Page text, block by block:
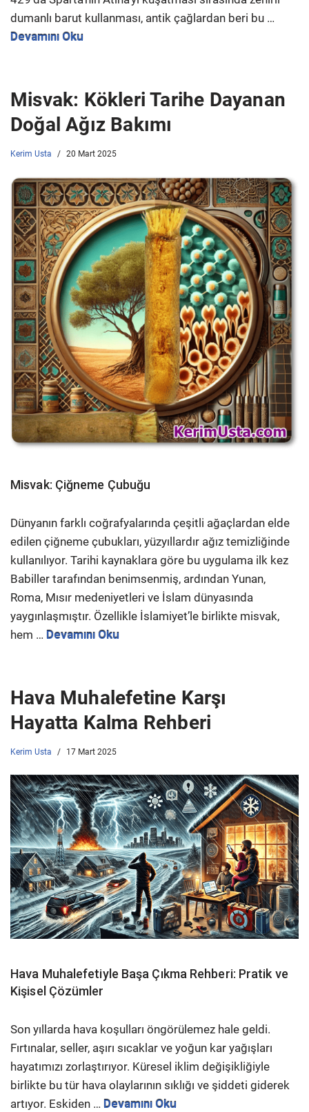
dumanlı barut kullanması, antik çağlardan beri bu …
Devamını Oku
Misvak: Kökleri Tarihe Dayanan
Doğal Ağız Bakımı
Kerim Usta 20 Mart 2025
Misvak: Çiğneme Çubuğu
Dünyanın farklı coğrafyalarında çeşitli ağaçlardan elde
edilen çiğneme çubukları, yüzyıllardır ağız temizliğinde
kullanılıyor. Tarihi kaynaklara göre bu uygulama ilk kez
Babiller tarafından benimsenmiş, ardından Yunan,
Roma, Mısır medeniyetleri ve İslam dünyasında
yaygınlaşmıştır. Özellikle İslamiyet’le birlikte misvak,
hem … Devamını Oku
Hava Muhalefetine Karşı
Hayatta Kalma Rehberi
Kerim Usta 17 Mart 2025
Hava Muhalefetiyle Başa Çıkma Rehberi: Pratik ve
Kişisel Çözümler
Son yıllarda hava koşulları öngörülemez hale geldi.
Fırtınalar, seller, aşırı sıcaklar ve yoğun kar yağışları
hayatımızı zorlaştırıyor. Küresel iklim değişikliğiyle
birlikte bu tür hava olaylarının sıklığı ve şiddeti giderek
artıyor. Eskiden … Devamını Oku